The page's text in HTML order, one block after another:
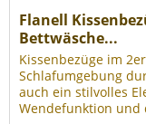
Flanell
Bettwäsche...
Kissenbezüge im
Schlafumgebung
auch ein stilvolles
Wendefunktion und